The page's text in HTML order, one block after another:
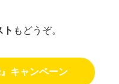
ト もどうぞ。
キャンペーン